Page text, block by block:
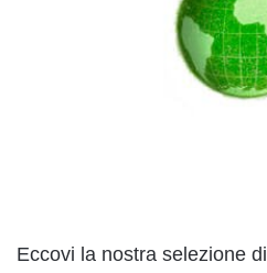
Eccovi la nostra selezione di